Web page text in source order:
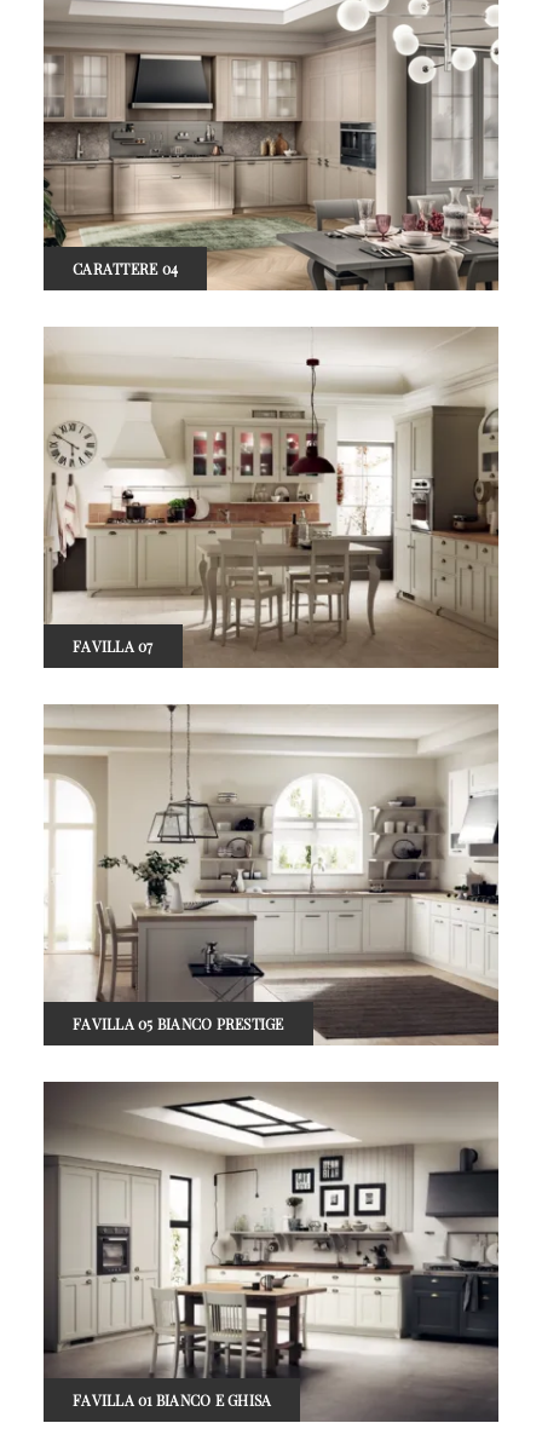
CARATTERE 04
FAVILLA 07
FAVILLA 05 BIANCO PRESTIGE
FAVILLA 01 BIANCO E GHISA